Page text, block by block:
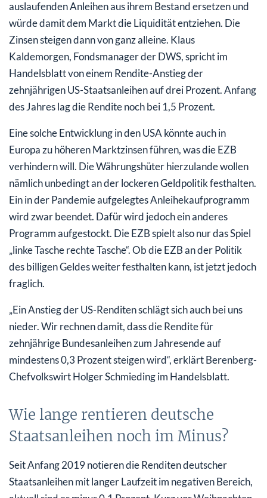
auslaufenden Anleihen aus ihrem Bestand ersetzen und
würde damit dem Markt die Liquidität entziehen. Die
Zinsen steigen dann von ganz alleine. Klaus
Kaldemorgen, Fondsmanager der DWS, spricht im
Handelsblatt von einem Rendite-Anstieg der
zehnjährigen US-Staatsanleihen auf drei Prozent. Anfang
des Jahres lag die Rendite noch bei 1,5 Prozent.
Eine solche Entwicklung in den USA könnte auch in
Europa zu höheren Marktzinsen führen, was die EZB
verhindern will. Die Währungshüter hierzulande wollen
nämlich unbedingt an der lockeren Geldpolitik festhalten.
Ein in der Pandemie aufgelegtes Anleihekaufprogramm
wird zwar beendet. Dafür wird jedoch ein anderes
Programm aufgestockt. Die EZB spielt also nur das Spiel
„linke Tasche rechte Tasche“. Ob die EZB an der Politik
des billigen Geldes weiter festhalten kann, ist jetzt jedoch
fraglich.
„Ein Anstieg der US-Renditen schlägt sich auch bei uns
nieder. Wir rechnen damit, dass die Rendite für
zehnjährige Bundesanleihen zum Jahresende auf
mindestens 0,3 Prozent steigen wird“, erklärt Berenberg-
Chefvolkswirt Holger Schmieding im Handelsblatt.
Wie lange rentieren deutsche
Staatsanleihen noch im Minus?
Seit Anfang 2019 notieren die Renditen deutscher
Staatsanleihen mit langer Laufzeit im negativen Bereich,